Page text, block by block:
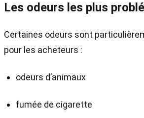
Les odeurs les plus
Certaines odeurs sont
pour les acheteurs :
odeurs d’animaux
fumée de cigarette